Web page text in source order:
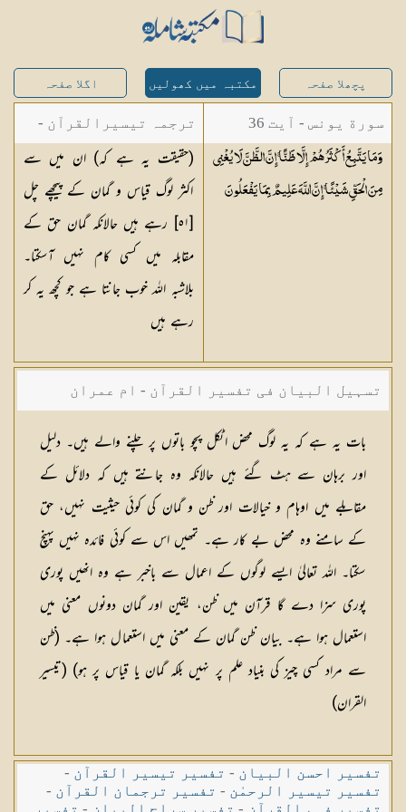
پچھلا صفحہ مکتبہ میں کھولیں اگلا صفحہ
سورة یونس - آیت 36
وَمَا يَتَّبِعُ أَكْثَرُهُمْ إِلَّا ظَنًّا ۚ إِنَّ الظَّنَّ لَا يُغْنِي
مِنَ الْحَقِّ شَيْئًا ۚ إِنَّ اللَّهَ عَلِيمٌ بِمَايَفْعَلُونَ
ترجمہ تیسیرالقرآن -
مولانا عبد الرحمن
کیلانی
(حقیقت یہ ہے کہ) ان میں سے
اکثر لوگ قیاس و گمان کے پیچھے چل
[٥١] رہے ہیں حالانکہ گمان حق کے
مقابلہ میں کسی کام نہیں آسکتا۔
بلاشبہ اللہ خوب جانتا ہے جو کچھ یہ کر
رہے ہیں
تسہیل البیان فی تفسیر القرآن - ام عمران
شکیلہ بنت میاں فضل حسین
بات یہ ہے کہ یہ لوگ محض اٹکل پچو باتوں پر چلنے والے ہیں۔ دلیل
اور برہان سے ہٹ گئے ہیں حالانکہ وہ جانتے ہیں کہ دلائل کے
مقابلے میں اوہام و خیالات اور ظن و گمان کی کوئی حیثیت نہیں، حق
کے سامنے وہ محض بے کار ہے۔ تمھیں اس سے کوئی فائدہ نہیں پہنچ
سکتا۔ اللہ تعالیٰ ایسے لوگوں کے اعمال سے باخبر ہے وہ انھیں پوری
پوری سزا دے گا قرآن میں ظن، یقین اور گمان دونوں معنی میں
استعمال ہوا ہے۔ بیان ظن گمان کے معنی میں استعمال ہوا ہے۔ (ظن
سے مراد کسی چیز کی بنیاد علم پر نہیں بلکہ گمان یا قیاس پر ہو) (تیسیر
القران)
تفسیر احسن البیان - تفسیر تیسیر القرآن -
تفسیر تیسیر الرحمٰن - تفسیر ترجمان القرآن -